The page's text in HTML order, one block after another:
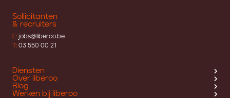
Sollicitanten
& recruiters
E: jobs@liberoo.be
T: 03 550 00 21
Diensten
Over liberoo
Blog
Werken bij liberoo